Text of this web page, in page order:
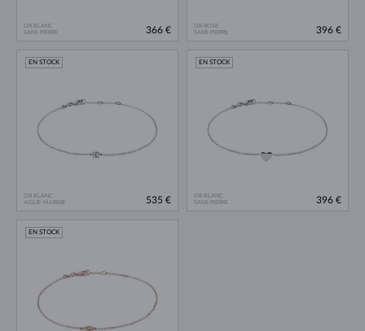
OR BLANC
SANS PIERRE
366 €
OR ROSE
SANS PIERRE
396 €
OR BLANC
AIGUE-MARINE
EN STOCK
535 €
OR BLANC
SANS PIERRE
EN STOCK
396 €
EN STOCK